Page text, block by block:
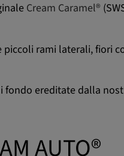
Cream Caramel®
rami laterali, fiori
ereditate dalla
AUTO®